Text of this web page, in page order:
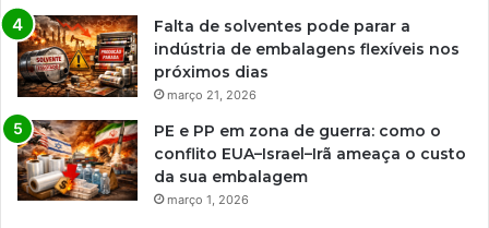
Falta de solventes pode parar a
indústria de embalagens flexíveis nos
próximos dias
março 21, 2026
PE e PP em zona de guerra: como o
conflito EUA–Israel–Irã ameaça o custo
da sua embalagem
março 1, 2026